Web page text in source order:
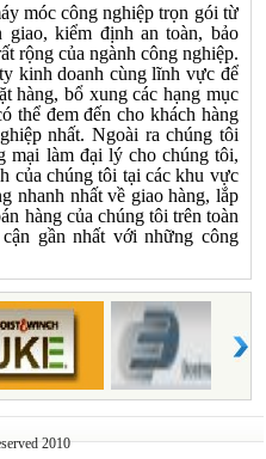
móc công nghiệp trọn gói từ
kiểm định an toàn, bảo
rộng của ngành công nghiệp.
kinh doanh cùng lĩnh vực để
hàng, bổ xung các hạng mục
thể đem đến cho khách hàng
nhất. Ngoài ra chúng tôi
mại làm đại lý cho chúng tôi,
của chúng tôi tại các khu vực
nhanh nhất về giao hàng, lắp
hàng của chúng tôi trên toàn
gần nhất với những công
2010